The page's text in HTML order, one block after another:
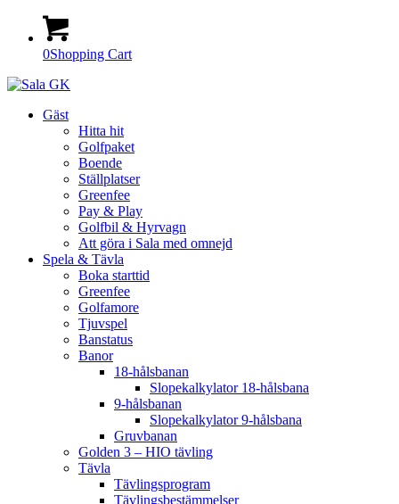
0Shopping Cart
Gäst
Hitta hit
Golfpaket
Boende
Ställplatser
Greenfee
Pay & Play
Golfbil & Hyrvagn
Att göra i Sala med omnejd
Spela & Tävla
Boka starttid
Greenfee
Golfamore
Tjuvspel
Banstatus
Banor
18-hålsbanan
Slopekalkylator 18-hålsbana
9-hålsbanan
Slopekalkylator 9-hålsbana
Gruvbanan
Golden 3 – HIO tävling
Tävla
Tävlingsprogram
Tävlingsbestämmelser